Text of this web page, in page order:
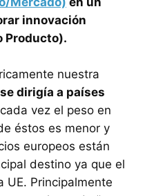
innovación
Producto).
nuestra
dirigía a países
vez el peso en
éstos es menor y
europeos están
destino ya que el
UE. Principalmente